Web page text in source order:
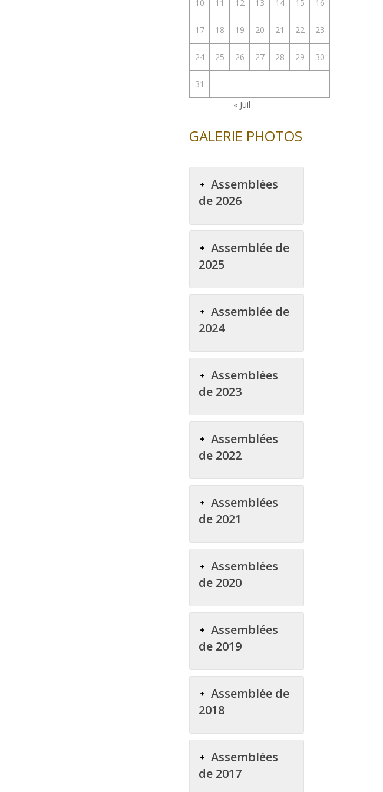
10 11 12 13 14 15 16
17 18 19 20 21 22 23
24 25 26 27 28 29 30
31
« Juil
GALERIE PHOTOS
Assemblées
de 2026
Assemblée de
2025
Assemblée de
2024
Assemblées
de 2023
Assemblées
de 2022
Assemblées
de 2021
Assemblées
de 2020
Assemblées
de 2019
Assemblée de
2018
Assemblées
de 2017